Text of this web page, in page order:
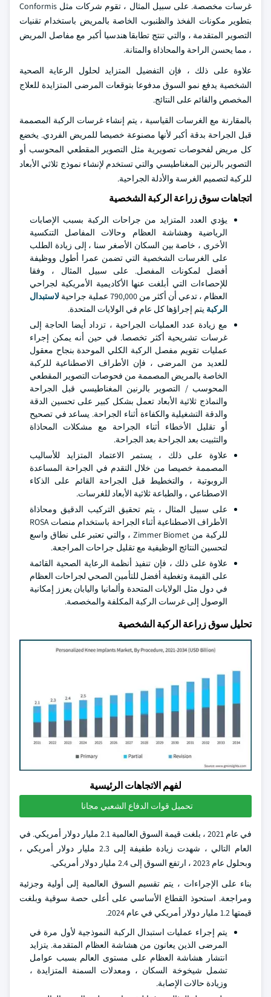
غرسات مخصصة. على سبيل المثال ، تقوم شركات مثل Conformis
بتطوير مكونات الفخذ والظنبوب الخاصة بالمريض باستخدام تقنيات
التصوير المتقدمة ، والتي تنتج تطابقا هندسيا أكبر مع مفاصل المريض
، مما يحسن الراحة والمحاذاة والمتانة.
علاوة على ذلك ، فإن التفضيل المتزايد لحلول الرعاية الصحية
الشخصية يدفع نمو السوق مدفوعا بتوقعات المرضى المتزايدة للعلاج
المخصص والقائم على النتائج.
بالمقارنة مع الغرسات القياسية ، يتم إنشاء غرسات الركبة المصممة
قبل الجراحة بدقة أكبر لأنها مصنوعة خصيصا للمريض الفردي. يخضع
كل مريض لفحوصات تصويرية مثل التصوير المقطعي المحوسب أو
التصوير بالرنين المغناطيسي والتي تستخدم لإنشاء نموذج ثلاثي الأبعاد
للركبة لتصميم الغرسة والأدلة الجراحية.
اتجاهات سوق زراعة الركبة الشخصية
يؤدي العدد المتزايد من جراحات الركبة بسبب الإصابات
الرياضية وهشاشة العظام وحالات المفاصل التنكسية
الأخرى ، خاصة بين السكان الأصغر سنا ، إلى زيادة الطلب
على الغرسات الشخصية التي تضمن عمرا أطول ووظيفة
أفضل لمكونات المفصل. على سبيل المثال ، وفقا
للإحصاءات التي أبلغت عنها الأكاديمية الأمريكية لجراحي
العظام ، تدعي أن أكثر من 790,000 عملية جراحية
لاستبدال
الركبة يتم إجراؤها كل عام في الولايات المتحدة.
مع زيادة عدد العمليات الجراحية ، تزداد أيضا الحاجة إلى
غرسات تشريحية أكثر تخصصا. في حين أنه يمكن إجراء
عمليات تقويم مفصل الركبة الكلي الموحدة بنجاح معقول
للعديد من المرضى ، فإن الأطراف الاصطناعية للركبة
الخاصة بالمريض المصممة من فحوصات التصوير المقطعي
المحوسب / التصوير بالرنين المغناطيسي قبل الجراحة
والنماذج ثلاثية الأبعاد تعمل بشكل كبير على تحسين الدقة
والدقة التشغيلية والكفاءة أثناء الجراحة. يساعد في تصحيح
أو تقليل الأخطاء أثناء الجراحة مع مشكلات المحاذاة
والتثبيت بعد الجراحة بعد الجراحة.
علاوة على ذلك ، يستمر الاعتماد المتزايد للأساليب
المصممة خصيصا من خلال التقدم في الجراحة المساعدة
الروبوتية ، والتخطيط قبل الجراحة القائم على الذكاء
الاصطناعي ، والطباعة ثلاثية الأبعاد للغرسات.
على سبيل المثال ، يتم تحقيق التركيب الدقيق ومحاذاة
الأطراف الاصطناعية أثناء الجراحة باستخدام منصات ROSA
للركبة من Zimmer Biomet ، والتي تعتبر على نطاق واسع
لتحسين النتائج الوظيفية مع تقليل جراحات المراجعة.
علاوة على ذلك ، فإن تنفيذ أنظمة الرعاية الصحية القائمة
على القيمة وتغطية أفضل للتأمين الصحي لجراحات العظام
في دول مثل الولايات المتحدة وألمانيا واليابان يعزز إمكانية
الوصول إلى غرسات الركبة المكلفة والمخصصة.
تحليل سوق زراعة الركبة الشخصية
لفهم الاتجاهات الرئيسية
تحميل قوات الدفاع الشعبي مجانا
في عام 2021 ، بلغت قيمة السوق العالمية 2.1 مليار دولار أمريكي. في
العام التالي ، شهدت زيادة طفيفة إلى 2.3 مليار دولار أمريكي ،
وبحلول عام 2023 ، ارتفع السوق إلى 2.4 مليار دولار أمريكي.
بناء على الإجراءات ، يتم تقسيم السوق العالمية إلى أولية وجزئية
ومراجعة. استحوذ القطاع الأساسي على أعلى حصة سوقية وبلغت
قيمتها 1.2 مليار دولار أمريكي في عام 2024.
يتم إجراء عمليات استبدال الركبة النموذجية لأول مرة في
المرضى الذين يعانون من هشاشة العظام المتقدمة. يتزايد
انتشار هشاشة العظام على مستوى العالم بسبب عوامل
تشمل شيخوخة السكان ، ومعدلات السمنة المتزايدة ،
وزيادة حالات الإصابة.